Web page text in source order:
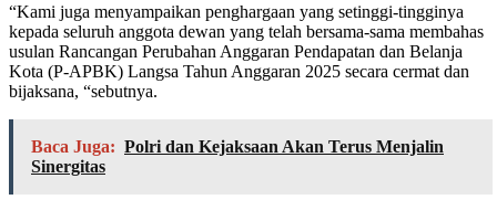
“Kami juga menyampaikan penghargaan yang setinggi-tingginya
kepada seluruh anggota dewan yang telah bersama-sama membahas
usulan Rancangan Perubahan Anggaran Pendapatan dan Belanja
Kota (P-APBK) Langsa Tahun Anggaran 2025 secara cermat dan
bijaksana, “sebutnya.
Baca Juga: Polri dan Kejaksaan Akan Terus Menjalin
Sinergitas